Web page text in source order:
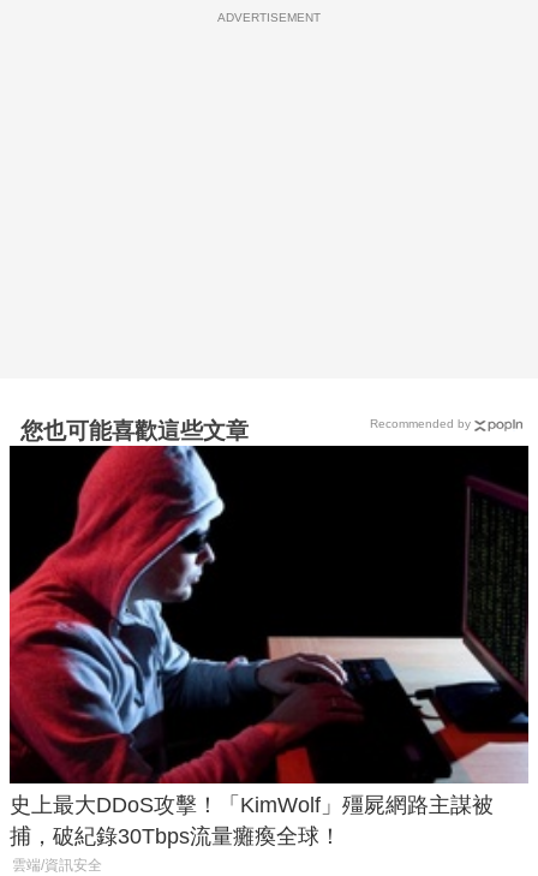
ADVERTISEMENT
您也可能喜歡這些文章
史上最大DDoS攻擊！「KimWolf」殭屍網路主謀被
捕，破紀錄30Tbps流量癱瘓全球！
雲端/資訊安全
Recommended by